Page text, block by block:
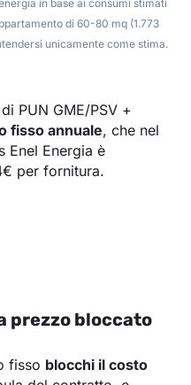
in base ai consumi stimati
di 60-80 mq (1.773
unicamente come stima.
PUN GME/PSV +
fisso annuale, che nel
Enel Energia è
per fornitura.
prezzo bloccato
fisso blocchi il costo